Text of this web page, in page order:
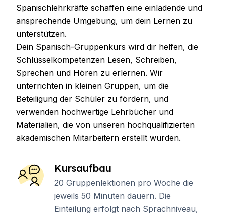
Spanischlehrkräfte schaffen eine einladende und
ansprechende Umgebung, um dein Lernen zu
unterstützen.
Dein Spanisch-Gruppenkurs wird dir helfen, die
Schlüsselkompetenzen Lesen, Schreiben,
Sprechen und Hören zu erlernen. Wir
unterrichten in kleinen Gruppen, um die
Beteiligung der Schüler zu fördern, und
verwenden hochwertige Lehrbücher und
Materialien, die von unseren hochqualifizierten
akademischen Mitarbeitern erstellt wurden.
Kursaufbau
20 Gruppenlektionen pro Woche die
jeweils 50 Minuten dauern. Die
Einteilung erfolgt nach Sprachniveau,